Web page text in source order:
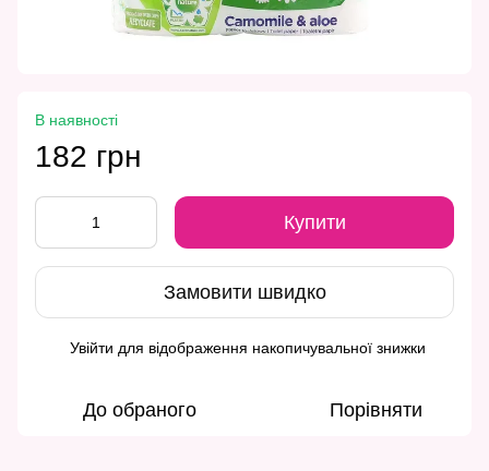
В наявності
182 грн
Купити
Замовити швидко
Увійти для відображення накопичувальної знижки
До обраного Порівняти